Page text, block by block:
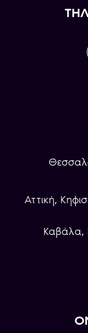
Αττική,
Καβάλα,